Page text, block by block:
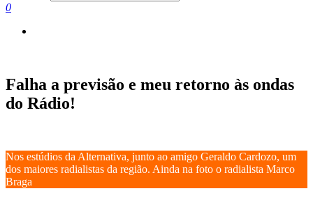
0
Falha a previsão e meu retorno às ondas
do Rádio!
Nos estúdios da Alternativa, junto ao amigo Geraldo Cardozo, um
dos maiores radialistas da região. Ainda na foto o radialista Marco
Braga